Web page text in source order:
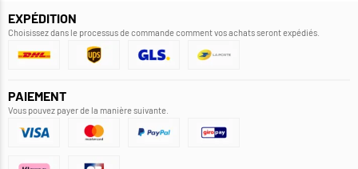
EXPÉDITION
Choisissez dans le processus de commande comment vos achats seront expédiés.
PAIEMENT
Vous pouvez payer de la manière suivante.